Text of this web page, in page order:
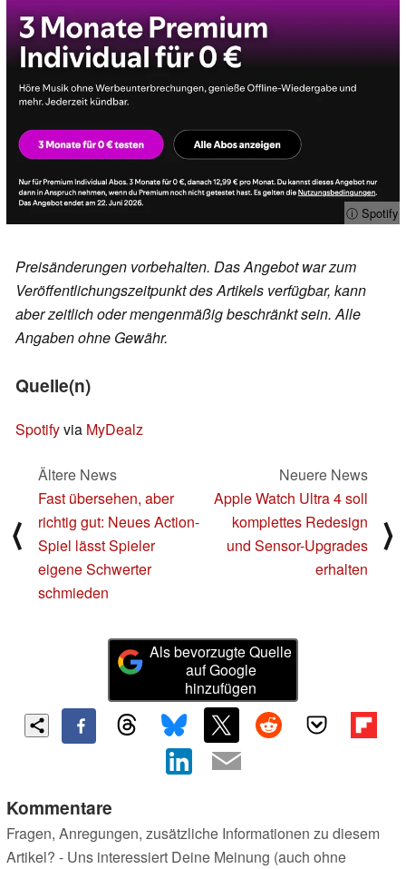
ⓘ Spotify
Preisänderungen vorbehalten. Das Angebot war zum
Veröffentlichungszeitpunkt des Artikels verfügbar, kann
aber zeitlich oder mengenmäßig beschränkt sein. Alle
Angaben ohne Gewähr.
Quelle(n)
Spotifyvia MyDealz
⟨
Ältere News
Fast übersehen, aber
richtig gut: Neues Action-
Spiel lässt Spieler
eigene Schwerter
schmieden
Neuere News
Apple Watch Ultra 4 soll
komplettes Redesign
und Sensor-Upgrades
erhalten
⟩
Als bevorzugte Quelle
auf Google
hinzufügen
Kommentare
Fragen, Anregungen, zusätzliche Informationen zu diesem
Artikel? - Uns interessiert Deine Meinung (auch ohne